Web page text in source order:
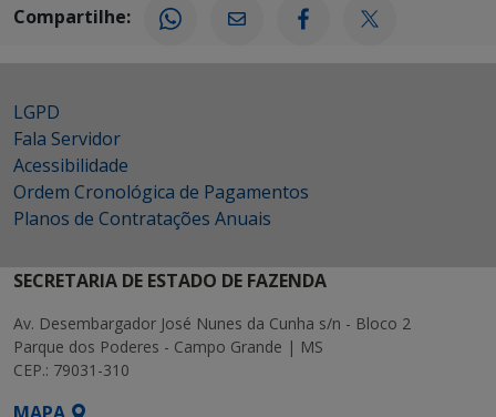
Compartilhe:
LGPD
Fala Servidor
Acessibilidade
Ordem Cronológica de Pagamentos
Planos de Contratações Anuais
SECRETARIA DE ESTADO DE FAZENDA
Av. Desembargador José Nunes da Cunha s/n - Bloco 2
Parque dos Poderes - Campo Grande | MS
CEP.: 79031-310